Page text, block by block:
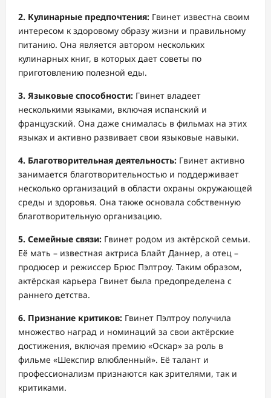
2. Кулинарные предпочтения: Гвинет известна своим
интересом к здоровому образу жизни и правильному
питанию. Она является автором нескольких
кулинарных книг, в которых дает советы по
приготовлению полезной еды.
3. Языковые способности: Гвинет владеет
несколькими языками, включая испанский и
французский. Она даже снималась в фильмах на этих
языках и активно развивает свои языковые навыки.
4. Благотворительная деятельность: Гвинет активно
занимается благотворительностью и поддерживает
несколько организаций в области охраны окружающей
среды и здоровья. Она также основала собственную
благотворительную организацию.
5. Семейные связи: Гвинет родом из актёрской семьи.
Её мать – известная актриса Блайт Даннер, а отец –
продюсер и режиссер Брюс Пэлтроу. Таким образом,
актёрская карьера Гвинет была предопределена с
раннего детства.
6. Признание критиков: Гвинет Пэлтроу получила
множество наград и номинаций за свои актёрские
достижения, включая премию «Оскар» за роль в
фильме «Шекспир влюбленный». Её талант и
профессионализм признаются как зрителями, так и
критиками.